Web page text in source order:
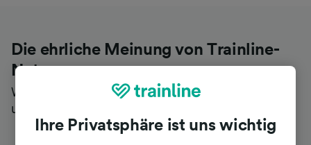
Die ehrliche Meinung von Trainline-
Nutzern
Wer könnte Ihnen besseres Feedback geben als
unsere Kunden selbst?
Ihre Privatsphäre ist uns wichtig